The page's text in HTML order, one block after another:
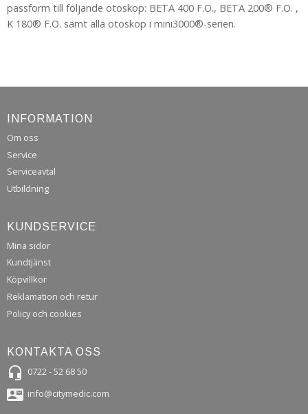
passform till följande otoskop: BETA 400 F.O., BETA 200® F.O. ,
K 180® F.O. samt alla otoskop i mini3000®-serien.
INFORMATION
Om oss
Service
Serviceavtal
Utbildning
KUNDSERVICE
Mina sidor
Kundtjänst
Köpvillkor
Reklamation och retur
Policy och cookies
KONTAKTA OSS
headset_mic 0722 - 52 68 50
contact_mail info@citymedic.com